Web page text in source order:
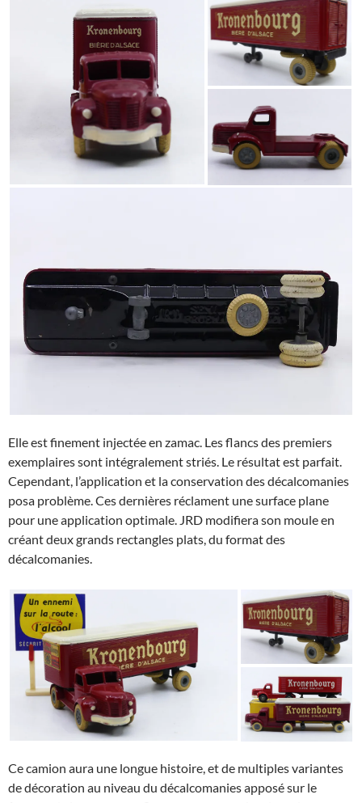
Elle est finement injectée en zamac. Les flancs des premiers
exemplaires sont intégralement striés. Le résultat est parfait.
Cependant, l’application et la conservation des décalcomanies
posa problème. Ces dernières réclament une surface plane
pour une application optimale. JRD modifiera son moule en
créant deux grands rectangles plats, du format des
décalcomanies.
Ce camion aura une longue histoire, et de multiples variantes
de décoration au niveau du décalcomanies apposé sur le